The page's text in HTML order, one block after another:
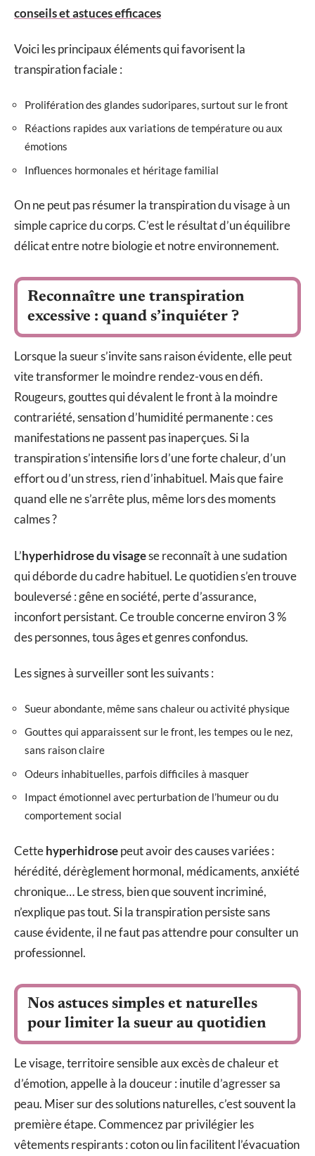
conseils et astuces efficaces
Voici les principaux éléments qui favorisent la
transpiration faciale :
Prolifération des glandes sudoripares, surtout sur le front
Réactions rapides aux variations de température ou aux
émotions
Influences hormonales et héritage familial
On ne peut pas résumer la transpiration du visage à un
simple caprice du corps. C’est le résultat d’un équilibre
délicat entre notre biologie et notre environnement.
Reconnaître une transpiration
excessive : quand s’inquiéter ?
Lorsque la sueur s’invite sans raison évidente, elle peut
vite transformer le moindre rendez-vous en défi.
Rougeurs, gouttes qui dévalent le front à la moindre
contrariété, sensation d’humidité permanente : ces
manifestations ne passent pas inaperçues. Si la
transpiration s’intensifie lors d’une forte chaleur, d’un
effort ou d’un stress, rien d’inhabituel. Mais que faire
quand elle ne s’arrête plus, même lors des moments
calmes ?
L’hyperhidrose du visagese reconnaît à une sudation
qui déborde du cadre habituel. Le quotidien s’en trouve
bouleversé : gêne en société, perte d’assurance,
inconfort persistant. Ce trouble concerne environ 3 %
des personnes, tous âges et genres confondus.
Les signes à surveiller sont les suivants :
Sueur abondante, même sans chaleur ou activité physique
Gouttes qui apparaissent sur le front, les tempes ou le nez,
sans raison claire
Odeurs inhabituelles, parfois difficiles à masquer
Impact émotionnel avec perturbation de l’humeur ou du
comportement social
Cettehyperhidrosepeut avoir des causes variées :
hérédité, dérèglement hormonal, médicaments, anxiété
chronique… Le stress, bien que souvent incriminé,
n’explique pas tout. Si la transpiration persiste sans
cause évidente, il ne faut pas attendre pour consulter un
professionnel.
Nos astuces simples et naturelles
pour limiter la sueur au quotidien
Le visage, territoire sensible aux excès de chaleur et
d’émotion, appelle à la douceur : inutile d’agresser sa
peau. Miser sur des solutions naturelles, c’est souvent la
première étape. Commencez par privilégier les
vêtements respirants : coton ou lin facilitent l’évacuation